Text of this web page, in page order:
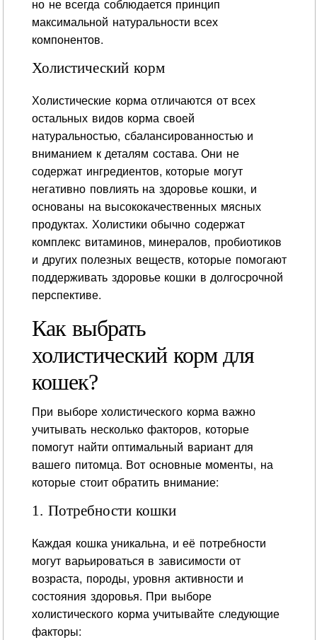
но не всегда соблюдается принцип
максимальной натуральности всех
компонентов.
Холистический корм
Холистические корма отличаются от всех
остальных видов корма своей
натуральностью, сбалансированностью и
вниманием к деталям состава. Они не
содержат ингредиентов, которые могут
негативно повлиять на здоровье кошки, и
основаны на высококачественных мясных
продуктах. Холистики обычно содержат
комплекс витаминов, минералов, пробиотиков
и других полезных веществ, которые помогают
поддерживать здоровье кошки в долгосрочной
перспективе.
Как выбрать
холистический корм для
кошек?
При выборе холистического корма важно
учитывать несколько факторов, которые
помогут найти оптимальный вариант для
вашего питомца. Вот основные моменты, на
которые стоит обратить внимание:
1. Потребности кошки
Каждая кошка уникальна, и её потребности
могут варьироваться в зависимости от
возраста, породы, уровня активности и
состояния здоровья. При выборе
холистического корма учитывайте следующие
факторы: